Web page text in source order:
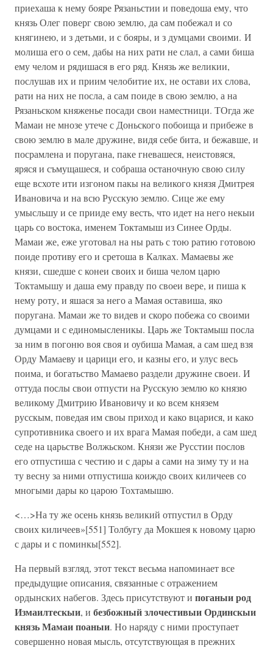
приехаша к нему бояре Рязаньстии и поведоша ему, что
князь Олег поверг свою землю, да сам побежал и со
княгинею, и з детьми, и с бояры, и з думцами своими. И
молиша его о сем, дабы на них рати не слал, а сами биша
ему челом и рядишася в его ряд. Князь же великии,
послушав их и приим челобитие их, не остави их слова,
рати на них не посла, а сам поиде в свою землю, а на
Рязаньском княженье посади свои наместници. ТОгда же
Мамаи не мнозе утече с Доньского побоища и прибеже в
свою землю в мале дружине, видя себе бита, и бежавше, и
посрамлена и поругана, паке гневашеся, неистовяся,
яряся и съмущашеся, и собраша останочную свою силу
еще всхоте ити изгоном пакы на великого князя Дмитрея
Ивановича и на всю Русскую землю. Сице же ему
умысльшу и се прииде ему весть, что идет на него некыи
царь со востока, именем Токтамыш из Синее Орды.
Мамаи же, еже уготовал на ны рать с тою ратию готовою
поиде противу его и сретоша в Калках. Мамаевы же
князи, сшедше с конеи своих и биша челом царю
Токтамышу и даша ему правду по своеи вере, и пиша к
нему роту, и яшася за него а Мамая оставиша, яко
поругана. Мамаи же то видев и скоро побежа со своими
думцами и с единомысленикы. Царь же Токтамыш посла
за ним в погоню воя своя и оубиша Мамая, а сам шед взя
Орду Мамаеву и царици его, и казны его, и улус весь
поима, и богатьство Мамаево раздели дружине своеи. И
оттуда послы свои отпусти на Русскую землю ко князю
великому Дмитрию Ивановичу и ко всем князем
русскым, поведая им своы приход и како вцарися, и како
супротивника своего и их врага Мамая победи, а сам шед
седе на царьстве Волжьском. Князи же Русстии послов
его отпустиша с честию и с дары а сами на зиму ту и на
ту весну за ними отпустиша коиждо своих киличеев со
многыми дары ко царою Тохтамышю.
<…>На ту же осень князь великий отпустил в Орду
своих киличеев»[551] Толбугу да Мокшея к новому царю
с дары и с поминкы[552].
На первый взгляд, этот текст весьма напоминает все
предыдущие описания, связанные с отражением
ордынских набегов. Здесь присутствуют и поганыи род
Измаилтескыи, и безбожный злочестивыи Ординскыи
князь Мамаи поаныи. Но наряду с ними проступает
совершенно новая мысль, отсутствующая в прежних